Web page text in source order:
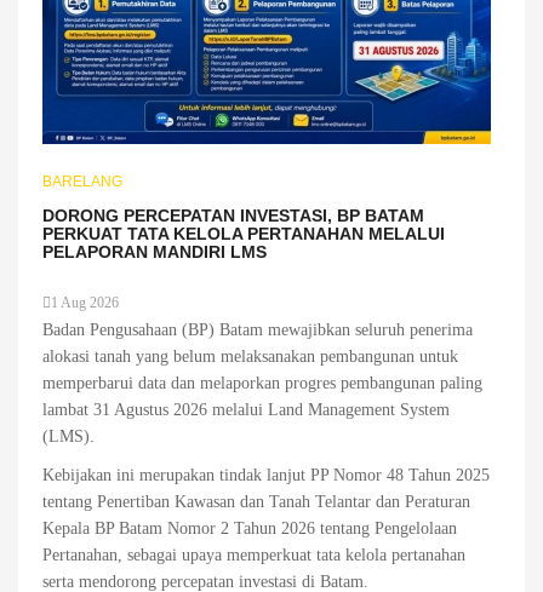
BARELANG
DORONG PERCEPATAN INVESTASI, BP BATAM
PERKUAT TATA KELOLA PERTANAHAN MELALUI
PELAPORAN MANDIRI LMS
1 Aug 2026
Badan Pengusahaan (BP) Batam mewajibkan seluruh penerima
alokasi tanah yang belum melaksanakan pembangunan untuk
memperbarui data dan melaporkan progres pembangunan paling
lambat 31 Agustus 2026 melalui Land Management System
(LMS).
Kebijakan ini merupakan tindak lanjut PP Nomor 48 Tahun 2025
tentang Penertiban Kawasan dan Tanah Telantar dan Peraturan
Kepala BP Batam Nomor 2 Tahun 2026 tentang Pengelolaan
Pertanahan, sebagai upaya memperkuat tata kelola pertanahan
serta mendorong percepatan investasi di Batam.